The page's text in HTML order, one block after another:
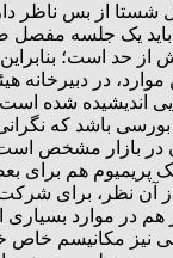
شستا از بس ناظر
یک جلسه مفصل
حد است؛
موارد، در دبیرخانه
اندیشیده شده است.
باشد که نگرانی
در بازار مشخص است
هم برای
از آن نظر، برای
در موارد بسیاری
مکانیسم خاص